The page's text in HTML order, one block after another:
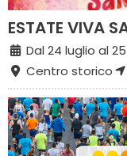
ESTATE VIVA
Dal 24 luglio al
Centro storico